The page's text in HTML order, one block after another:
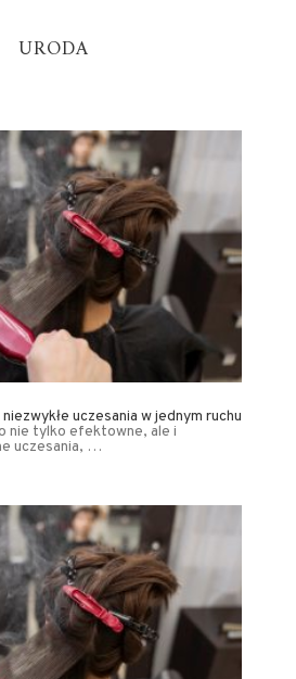
URODA
uczesania w jednym ruchu
nie tylko efektowne, ale i
uczesania, …